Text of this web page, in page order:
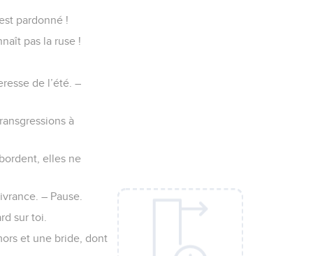
pardonné !
pas la ruse !
de l’été. –
à
elles ne
– Pause.
sur toi.
et une bride, dont